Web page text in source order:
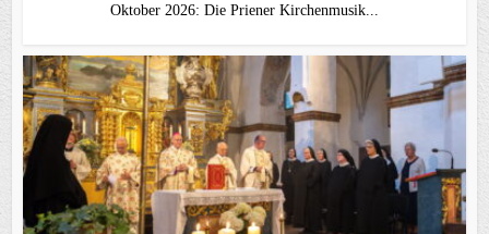
Oktober 2026: Die Priener Kirchenmusik...